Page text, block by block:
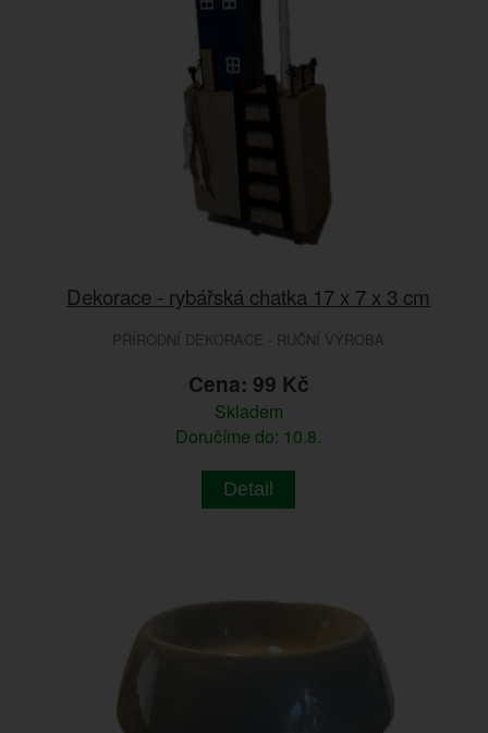
Dekorace - rybářská chatka 17 x 7 x 3 cm
PŘÍRODNÍ DEKORACE - RUČNÍ VÝROBA
Cena: 99 Kč
Skladem
Doručíme do: 10.8.
Detail